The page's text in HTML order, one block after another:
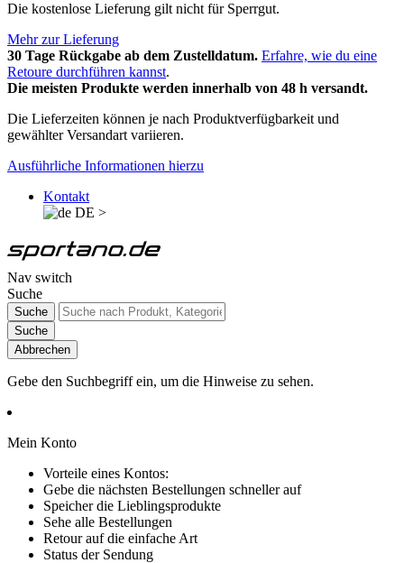
Die kostenlose Lieferung gilt nicht für Sperrgut.
Mehr zur Lieferung
30 Tage Rückgabe ab dem Zustelldatum. Erfahre, wie du eine
Retoure durchführen kannst.
Die meisten Produkte werden innerhalb von 48 h versandt.
Die Lieferzeiten können je nach Produktverfügbarkeit und
gewählter Versandart variieren.
Ausführliche Informationen hierzu
Kontakt
DE >
Nav switch
Suche
Suche
Suche
Abbrechen
Gebe den Suchbegriff ein, um die Hinweise zu sehen.
Mein Konto
Vorteile eines Kontos:
Gebe die nächsten Bestellungen schneller auf
Speicher die Lieblingsprodukte
Sehe alle Bestellungen
Retour auf die einfache Art
Status der Sendung